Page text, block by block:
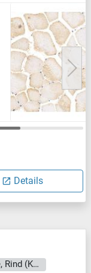
Details
Reaktivität: Human, Maus, Ratte, Rind (Kuh), Kaninchen, Hund, Meerschweinchen, Pferd, Hamster, Affe, Schwein